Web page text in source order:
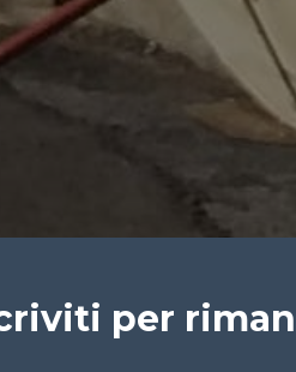
per